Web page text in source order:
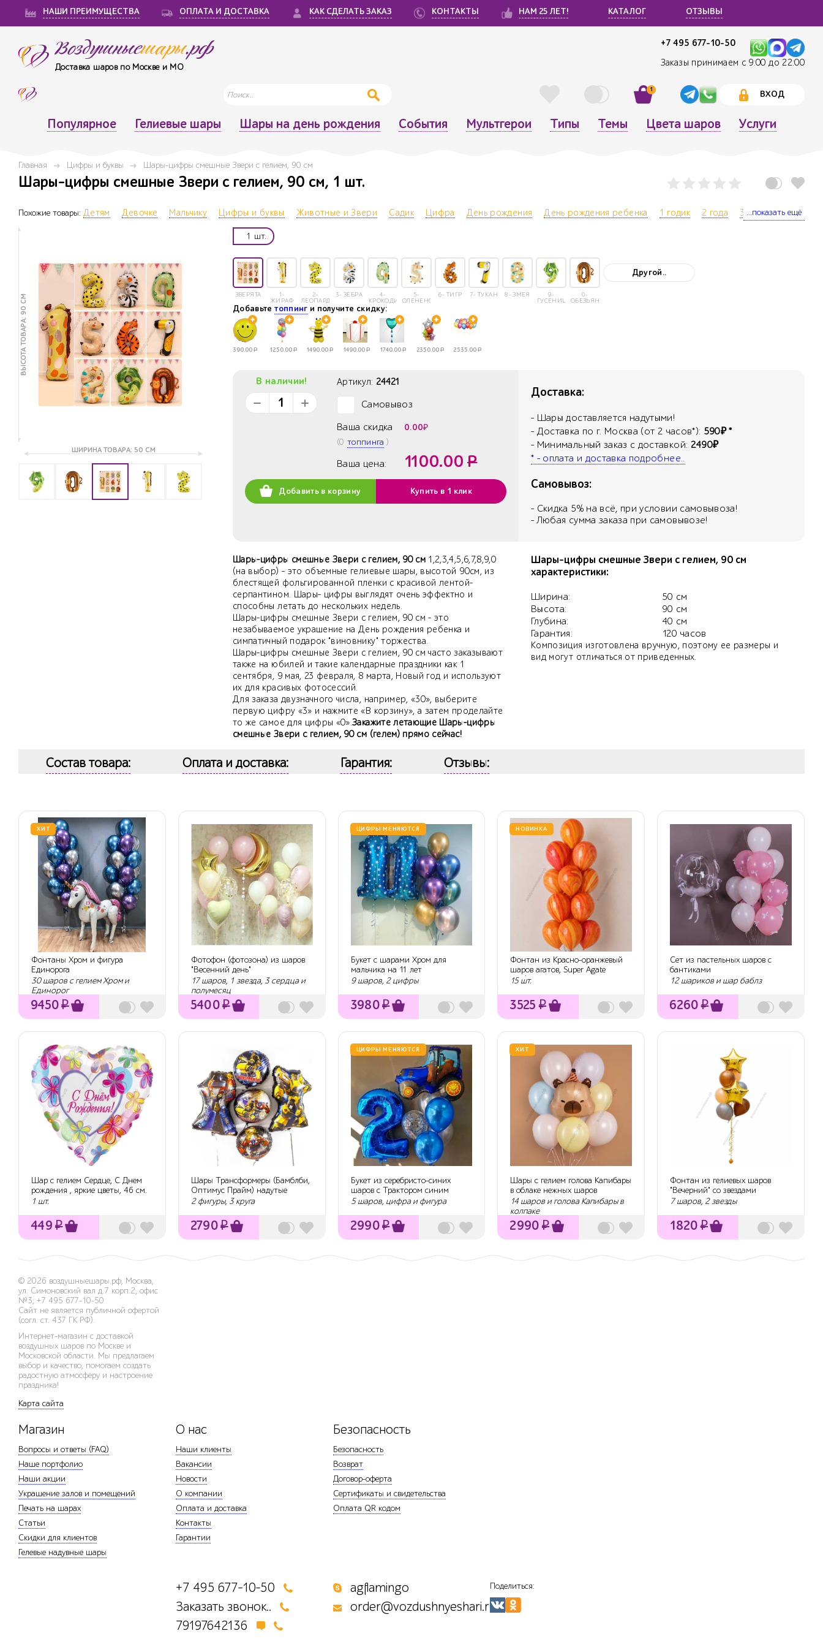
НАШИ ПРЕИМУЩЕСТВА ОПЛАТА И ДОСТАВКА КАК СДЕЛАТЬ ЗАКАЗ КОНТАКТЫ НАМ 25 ЛЕТ! КАТАЛОГ ОТЗЫВЫ
Воздушныешары.рф
Доставка шаров по Москве и МО
+7 495 677-10-50
Заказы принимаем с 9:00 до 22:00
1
ВХОД
Популярное Гелиевые шары Шары на день рождения События Мультгерои Типы Темы Цвета шаров Услуги
Главная Цифры и буквы Шары-цифры смешные Звери с гелием, 90 см
Шары-цифры смешные Звери с гелием, 90 см, 1 шт.
...показать ещё
Похожие товары: Детям Девочке Мальчику Цифры и буквы Животные и Звери Садик Цифра День рождения День рождения ребенка 1 годик 2 года 3 года 4 года
ВЫСОТА ТОВАРА: 90 СМ
ШИРИНА ТОВАРА: 50 СМ
1 шт.
ЗВЕРЯТА
1-
ЖИРАФ
2-
ЛЕОПАРД
3- ЗЕБРА
4-
КРОКОДИЛ
5-
ОЛЕНЕНОК
6- ТИГР 7- ТУКАН 8- ЗМЕЯ
9-
ГУСЕНИЦА
0-
ОБЕЗЬЯНА
Другой..
Добавьтетоппинг и получите скидку:
390.00Р 1250.00Р 1490.00Р 1490.00Р 1740.00Р 2350.00Р 2535.00Р
В наличии! Артикул: 24421
Самовывоз
Ваша скидка 0.00₽
(0 топпинга )
Ваша цена: 1100.00 Р
Добавить в корзину Купить в 1 клик
Доставка:
- Шары доставляется надутыми!
- Доставка по г. Москва (от 2 часов*): 590₽ *
- Минимальный заказ с доставкой: 2490₽
* - оплата и доставка подробнее..
Самовывоз:
- Скидка 5% на всё, при условии самовывоза!
- Любая сумма заказа при самовывозе!
Шары-цифры смешные Звери с гелием, 90 см 1,2,3,4,5,6,7,8,9,0
(на выбор) - это объемные гелиевые шары, высотой 90см, из
блестящей фольгированной пленки с красивой лентой-
серпантином. Шары- цифры выглядят очень эффектно и
способны летать до нескольких недель.
Шары-цифры смешные Звери с гелием, 90 см - это
незабываемое украшение на День рождения ребенка и
симпатичный подарок "виновнику" торжества.
Шары-цифры смешные Звери с гелием, 90 см часто заказывают
также на юбилей и такие календарные праздники как 1
сентября, 9 мая, 23 февраля, 8 марта, Новый год и используют
их для красивых фотосессий.
Для заказа двузначного числа, например, «30», выберите
первую цифру «3» и нажмите «В корзину», а затем проделайте
то же самое для цифры «0».Закажите летающие Шары-цифры
смешные Звери с гелием, 90 см (гелем) прямо сейчас!
Шары-цифры смешные Звери с гелием, 90 см
характеристики:
Ширина:
Высота:
Глубина:
Гарантия:
50 см
90 см
40 см
120 часов
Композиция изготовлена вручную, поэтому ее размеры и
вид могут отличаться от приведенных.
Состав товара: Оплата и доставка: Гарантия: Отзывы:
ХИТ
Фонтаны Хром и фигура
Единорога
30 шаров с гелием Хром и
Единорог
9450₽
Фотофон (фотозона) из шаров
"Весенний день"
17 шаров, 1 звезда, 3 сердца и
полумесяц
5400₽
ЦИФРЫ МЕНЯЮТСЯ
Букет с шарами Хром для
мальчика на 11 лет
9 шаров, 2 цифры
3980₽
НОВИНКА
Фонтан из Красно-оранжевый
шаров агатов, Super Agate
Red/Orange
15 шт.
3525 ₽
Сет из пастельных шаров с
бантиками
12 шариков и шар баблз
6260₽
Шар с гелием Сердце, С Днем
рождения , яркие цветы, 46 см.
1 шт.
449 ₽
Шары Трансформеры (Бамблби,
Оптимус Прайм) надутые
гелием, для...
2 фигуры, 3 круга
2790₽
ЦИФРЫ МЕНЯЮТСЯ
Букет из серебристо-синих
шаров с Трактором синим
мальчику на ...
5 шаров, цифра и фигура
2990₽
ХИТ
Шары с гелием голова Капибары
в облаке нежных шаров
14 шаров и голова Капибары в
колпаке
2990₽
Фонтан из гелиевых шаров
"Вечерний" со звездами
7 шаров, 2 звезды
1820₽
© 2026 воздушныешары.рф, Москва,
ул. Симоновский вал д.7 корп.2, офис
№3, +7 495 677-10-50
Сайт не является публичной офертой
(согл. ст. 437 ГК РФ).
Интернет-магазин с доставкой
воздушных шаров по Москве и
Московской области. Мы предлагаем
выбор и качество, помогаем создать
радостную атмосферу и настроение
праздника!
Карта сайта
Магазин
Вопросы и ответы (FAQ)
Наше портфолио
Наши акции
Украшение залов и помещений
Печать на шарах
Статьи
Скидки для клиентов
Гелевые надувные шары
О нас
Наши клиенты
Вакансии
Новости
О компании
Оплата и доставка
Контакты
Гарантии
Безопасность
Безопасность
Возврат
Договор-оферта
Сертификаты и свидетельства
Оплата QR кодом
+7 495 677-10-50
Заказать звонок..
79197642136
agflamingo
order@vozdushnyeshari.ru
Поделиться: